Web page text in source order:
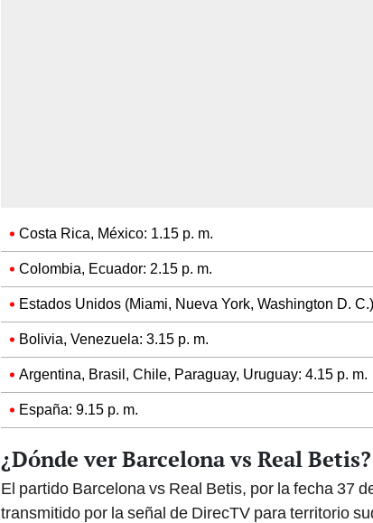
Costa Rica, México: 1.15 p. m.
Colombia, Ecuador: 2.15 p. m.
Estados Unidos (Miami, Nueva York, Washington D.
Bolivia, Venezuela: 3.15 p. m.
Argentina, Brasil, Chile, Paraguay, Uruguay: 4.15 p. m.
España: 9.15 p. m.
¿Dónde ver Barcelona vs Real Betis?
El partido Barcelona vs Real Betis, por la fecha 37
transmitido por la señal de DirecTV para territorio